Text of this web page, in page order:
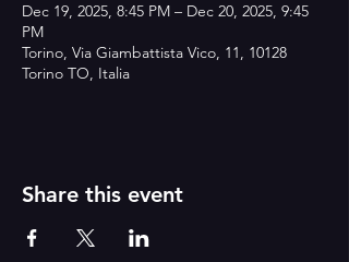
Dec 19, 2025, 8:45 PM – Dec 20, 2025, 9:45
PM
Torino, Via Giambattista Vico, 11, 10128
Torino TO, Italia
Share this event